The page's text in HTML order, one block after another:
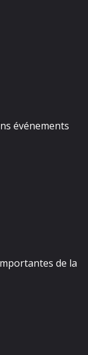
événements
de la